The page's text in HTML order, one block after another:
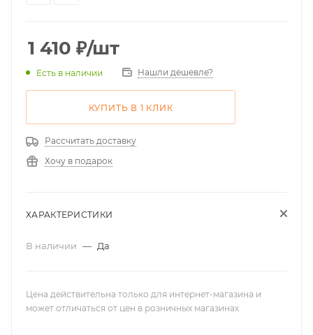
1 410 ₽/шт
Есть в наличии Нашли дешевле?
КУПИТЬ В 1 КЛИК
Рассчитать доставку
Хочу в подарок
ХАРАКТЕРИСТИКИ
В наличии — Да
Цена действительна только для интернет-магазина и
может отличаться от цен в розничных магазинах